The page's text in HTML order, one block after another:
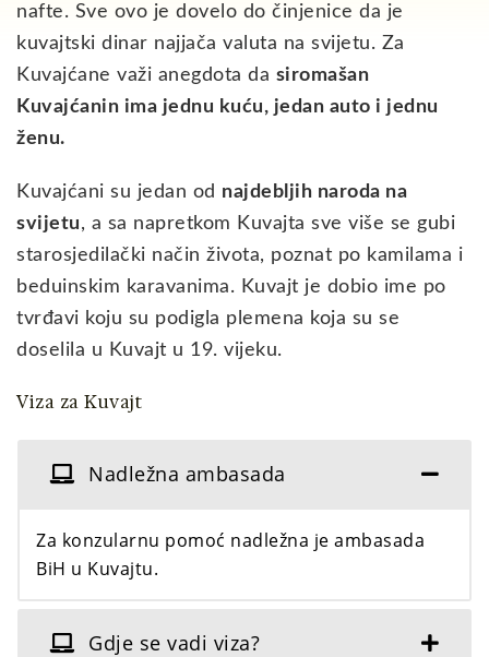
nafte. Sve ovo je dovelo do činjenice da je
kuvajtski dinar najjača valuta na svijetu. Za
Kuvajćane važi anegdota da siromašan
Kuvajćanin ima jednu kuću, jedan auto i jednu
ženu.
Kuvajćani su jedan od najdebljih naroda na
svijetu, a sa napretkom Kuvajta sve više se gubi
starosjedilački način života, poznat po kamilama i
beduinskim karavanima. Kuvajt je dobio ime po
tvrđavi koju su podigla plemena koja su se
doselila u Kuvajt u 19. vijeku.
Viza za Kuvajt
Nadležna ambasada
Za konzularnu pomoć nadležna je ambasada
BiH u Kuvajtu.
Gdje se vadi viza?